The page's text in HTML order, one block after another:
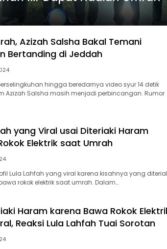
Azizah Salsha Bakal Temani
Bertanding di Jeddah
perselingkuhan hingga beredarnya video syur 14 detik
Azizah Salsha masih menjadi perbincangan. Rumor
yang Viral usai Diteriaki Haram
Elektrik saat Umrah
Lula Lahfah yang viral karena kisahnya yang
rokok elektrik saat umrah. Dalam…
Haram karena Bawa Rokok
Reaksi Lula Lahfah Tuai Sorotan